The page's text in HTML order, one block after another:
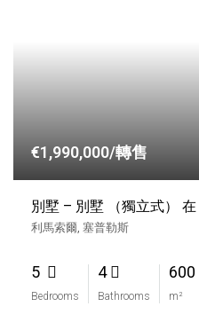
€1,990,000/轉售
利馬索爾, 塞普勒斯
5
Bedrooms
4
Bathrooms
600
m²